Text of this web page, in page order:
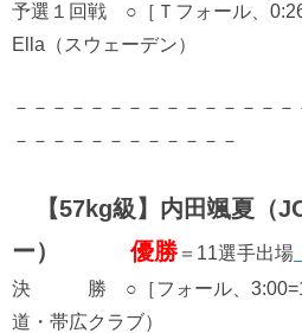
予選１回戦 ○［Ｔフォール、
Ella（スウェーデン）
－－－－－－－－－－－－－－
－－－－－－－－－－－－
【57kg級】内田颯夏（
ー） 優勝＝11選手出場
決 勝 ○［フォール、
道・帯広クラブ）